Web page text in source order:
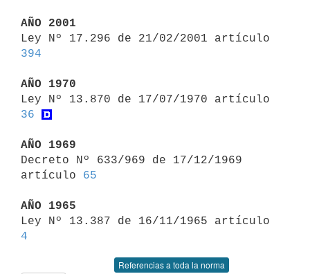
AÑO 2001
394
AÑO 1970
36
AÑO 1969
Decreto Nº 633/969 de 17/12/1969
artículo 65
AÑO 1965
4
Referencias a toda la norma